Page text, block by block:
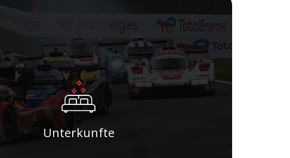
Unterkunfte